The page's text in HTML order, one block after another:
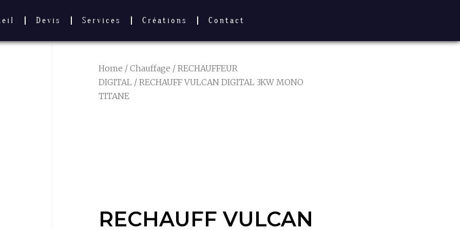
Devis Services Créations Contact
Home / Chauffage / RECHAUFFEUR
DIGITAL / RECHAUFF VULCAN DIGITAL 3KW MONO
TITANE
RECHAUFF VULCAN